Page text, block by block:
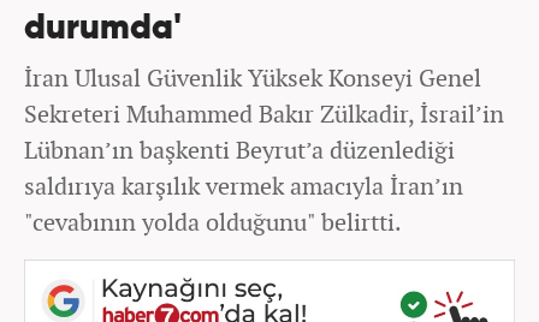
durumda'
İran Ulusal Güvenlik Yüksek Konseyi Genel
Sekreteri Muhammed Bakır Zülkadir, İsrail’in
Lübnan’ın başkenti Beyrut’a düzenlediği
saldırıya karşılık vermek amacıyla İran’ın
"cevabının yolda olduğunu" belirtti.